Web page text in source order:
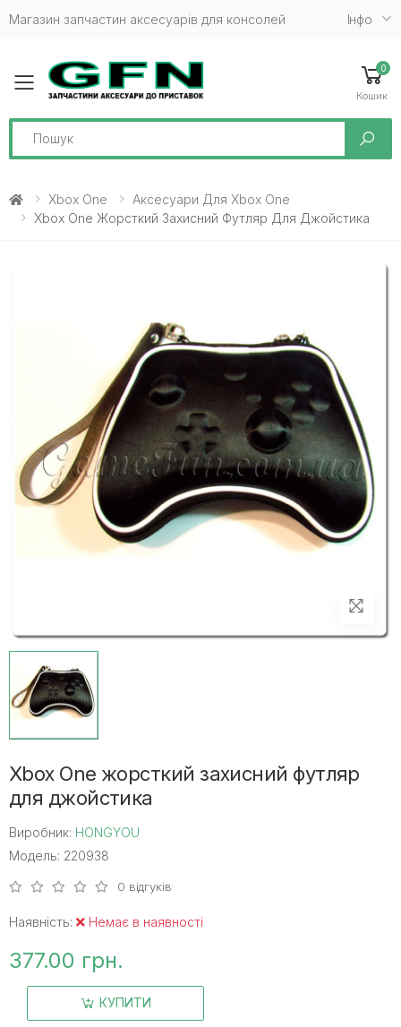
Магазин запчастин аксесуарів для консолей Iнфо
Toggle mobile menu
0
Кошик
Search
Xbox One
Аксесуари Для Xbox One
Xbox One Жорсткий Захисний Футляр Для Джойстика
Xbox One жорсткий захисний футляр
для джойстика
Виробник: HONGYOU
Модель: 220938
0 відгуків
Наявність: Немає в наявності
377.00 грн.
КУПИТИ